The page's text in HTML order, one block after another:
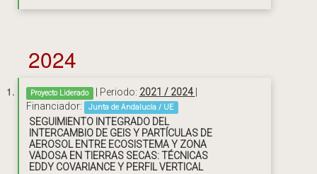
2024
Proyecto Liderado | Periodo: 2021 / 2024
Financiador:
Junta de Andalucía / UE
SEGUIMIENTO INTEGRADO DEL
INTERCAMBIO DE GEIS Y PARTÍCULAS DE
AEROSOL ENTRE ECOSISTEMA Y ZONA
VADOSA EN TIERRAS SECAS: TÉCNICAS
EDDY COVARIANCE Y PERFIL VERTICAL